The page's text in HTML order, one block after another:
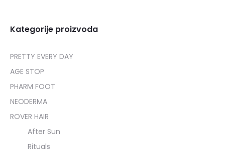
Kategorije proizvoda
PRETTY EVERY DAY
AGE STOP
PHARM FOOT
NEODERMA
ROVER HAIR
After Sun
Rituals